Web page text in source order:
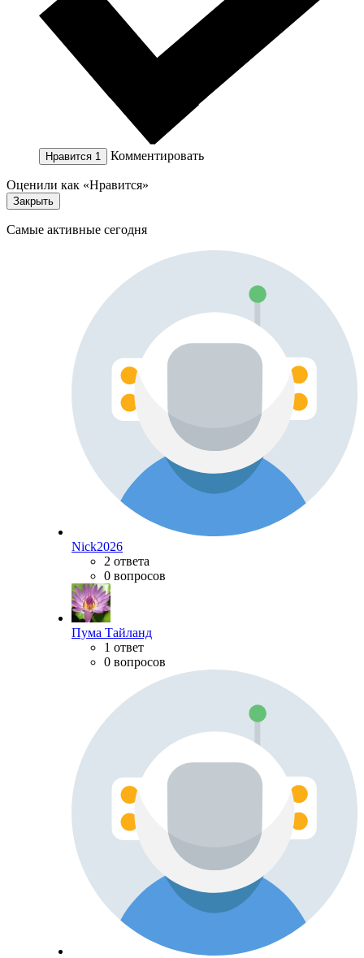
Нравится 1 Комментировать
Оценили как «Нравится»
Закрыть
Самые активные сегодня
Nick2026
2 ответа
0 вопросов
Пума Тайланд
1 ответ
0 вопросов